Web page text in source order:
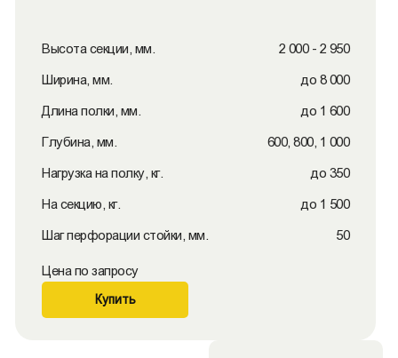
Высота секции, мм. 2 000 - 2 950
Ширина, мм. до 8 000
Длина полки, мм. до 1 600
Глубина, мм. 600, 800, 1 000
Нагрузка на полку, кг. до 350
На секцию, кг. до 1 500
Шаг перфорации стойки, мм. 50
Цена по запросу
Купить